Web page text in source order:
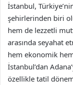
İstanbul,
şehirlerinden biri
hem de lezzetli
arasında seyahat
hem ekonomik
İstanbul’dan
özellikle tatil